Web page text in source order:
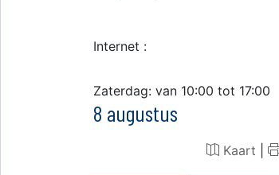
Internet :
Zaterdag: van 10:00 tot 17:00
8 augustus
Kaart